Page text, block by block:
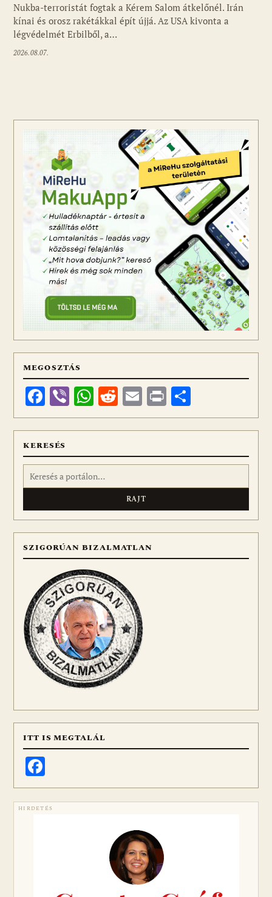
Nukba-terroristát fogtak a Kérem Salom átkelőnél. Irán
kínai és orosz rakétákkal épít újjá. Az USA kivonta a
légvédelmét Erbilből, a…
2026.08.07.
MEGOSZTÁS
Facebook
ViberWhatsApp
Reddit
Email
Print
meg
KERESÉS
Keresés:
SZIGORÚAN BIZALMATLAN
ITT IS MEGTALÁL
HIRDETÉS